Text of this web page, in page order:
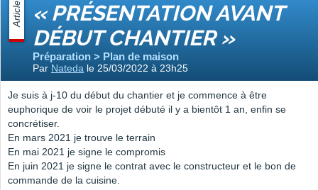
Article « PRÉSENTATION AVANT
DÉBUT CHANTIER »
Préparation > Plan de maison
Par Nateda le 25/03/2022 à 23h25
Je suis à j-10 du début du chantier et je commence à être
euphorique de voir le projet débuté il y a bientôt 1 an, enfin se
concrétiser.
En mars 2021 je trouve le terrain
En mai 2021 je signe le compromis
En juin 2021 je signe le contrat avec le constructeur et le bon de
commande de la cuisine.